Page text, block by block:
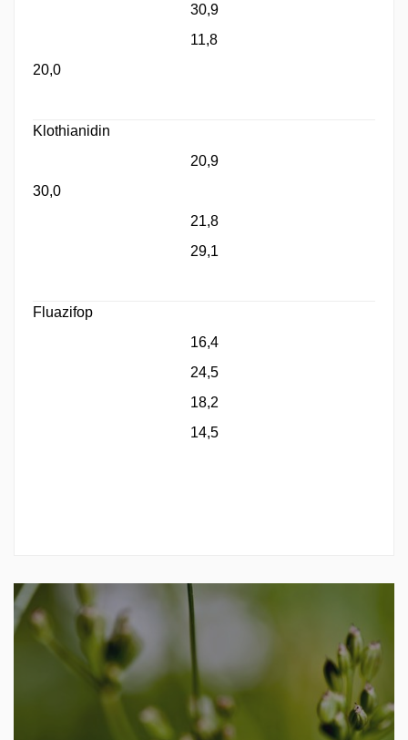
30,9
11,8
20,0
Klothianidin
20,9
30,0
21,8
29,1
Fluazifop
16,4
24,5
18,2
14,5
Neonikotinoidový insekticid používaný pro hubení
hmyzu v zemědělství i v běžných domácnostech. Je
používán např. při ochraně řepky, slunečnic, máku,
třešní nebo švestek. Může být obsažen i v některých